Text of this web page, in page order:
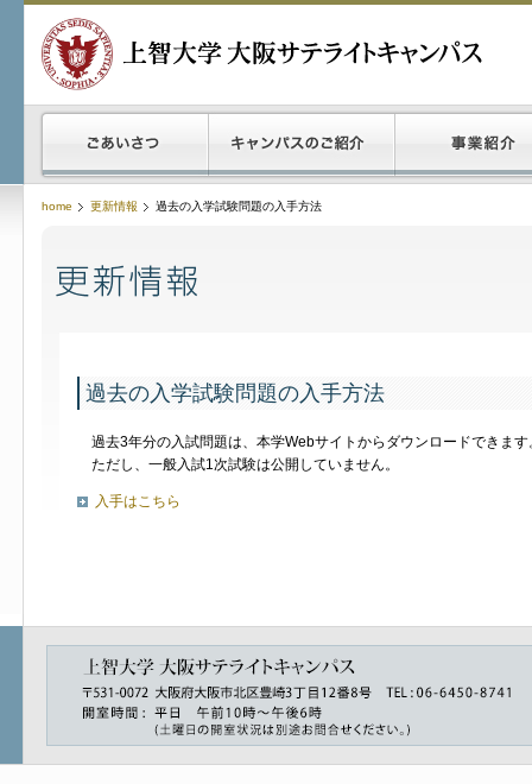
home 更新情報 過去の入学試験問題の入手方法
過去の入学試験問題の入手方法
過去3年分の入試問題は、本学Webサイトからダウンロードできます
ただし、一般入試1次試験は公開していません。
入手はこちら